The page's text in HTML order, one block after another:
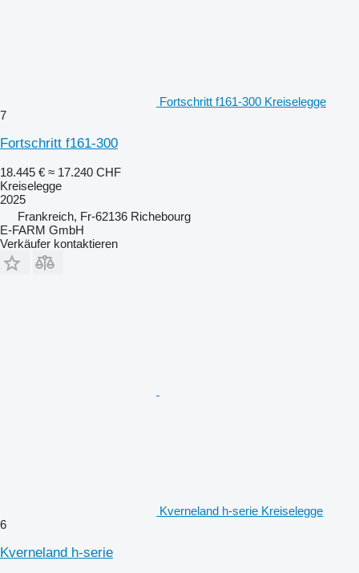
Fortschritt f161-300 Kreiselegge
7
Fortschritt f161-300
18.445 € ≈ 17.240 CHF
Kreiselegge
2025
Frankreich, Fr-62136 Richebourg
E-FARM GmbH
Verkäufer kontaktieren
Kverneland h-serie Kreiselegge
6
Kverneland h-serie